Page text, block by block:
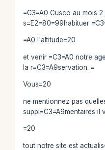
=C3=A0 Cusco au mois
s=E2=80=99habituer
=A0 l'altitude=20
et venir =C3=A0 notre
la r=C3=A9servation. =
Vous=20
ne mentionnez pas
suppl=C3=A9mentaires il
=20
tout notre site est